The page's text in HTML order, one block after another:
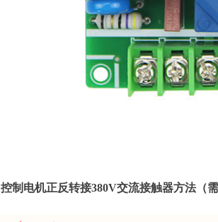
控制电机正反转接380V交流接触器方法（